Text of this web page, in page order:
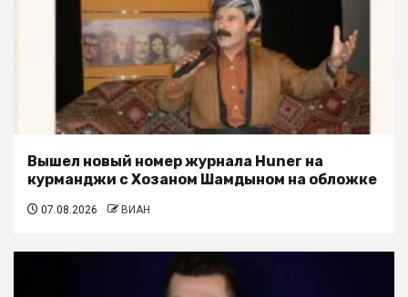
Вышел новый номер журнала Huner на
курманджи с Хозаном Шамдыном на обложке
07.08.2026 ВИАН